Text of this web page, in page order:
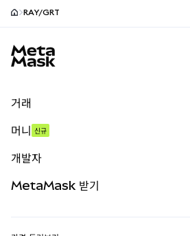
RAY/GRT
거래
무기한 선물
실물자산
머니 신규
개발자
MetaMask 받기